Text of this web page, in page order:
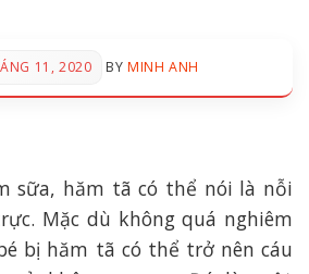
11, 2020 BYMINH ANH
sữa, hăm tã có thể nói là nỗi
Mặc dù không quá nghiêm
bị hăm tã có thể trở nên cáu